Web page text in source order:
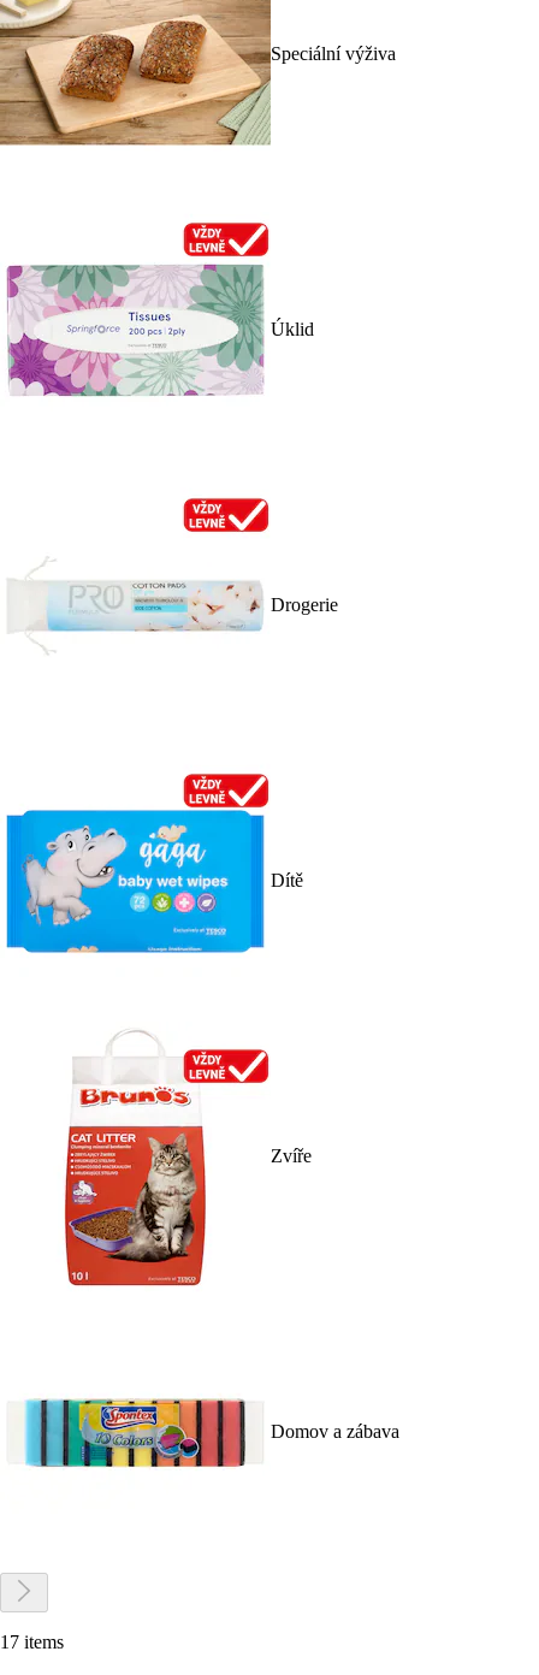
Speciální výživa
Úklid
Drogerie
Dítě
Zvíře
Domov a zábava
17 items